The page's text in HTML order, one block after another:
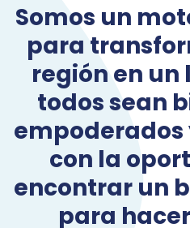
Somos un
para
región en
todos sean
empoderados
con la
encontrar un
para